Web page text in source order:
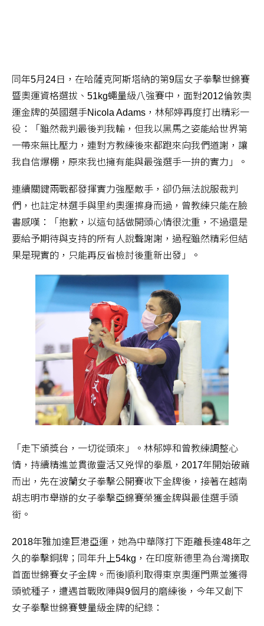
同年5月24日，在哈薩克阿斯塔納的第9屆女子拳擊世錦賽
暨奧運資格選拔、51kg蠅量級八強賽中，面對2012倫敦奧
運金牌的英國選手Nicola Adams，林郁婷再度打出精彩一
役：「雖然裁判最後判我輸，但我以黑馬之姿能給世界第
一帶來無比壓力，連對方教練後來都跑來向我們道謝，讓
我自信爆棚，原來我也擁有能與最強選手一拚的實力」。
連續關鍵兩戰都發揮實力強壓敵手，卻仍無法說服裁判
們，也註定林選手與里約奧運擦身而過，曾教練只能在臉
書感嘆：「抱歉，以這句話做開頭心情很沈重，不過還是
要給予期待與支持的所有人說聲謝謝，過程雖然精彩但結
果是現實的，只能再反省檢討後重新出發」。
「走下頒獎台，一切從頭來」。林郁婷和曾教練調整心
情，持續精進並貫徹靈活又兇悍的拳風，2017年開始破繭
而出，先在波蘭女子拳擊公開賽收下金牌後，接著在越南
胡志明市舉辦的女子拳擊亞錦賽榮獲金牌與最佳選手頭
銜。
2018年雅加達巨港亞運，她為中華隊打下距離長達48年之
久的拳擊銅牌；同年升上54kg，在印度新德里為台灣摘取
首面世錦賽女子金牌。而後順利取得東京奧運門票並獲得
頭號種子，遭遇首戰敗陣與9個月的磨練後，今年又創下
女子拳擊世錦賽雙量級金牌的紀錄：